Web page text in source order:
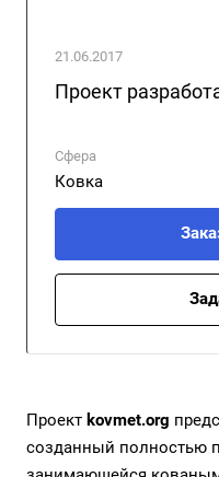
21.06.2017
Проект
Сфера
Ковка
Проект kovmet.org
созданный полностью